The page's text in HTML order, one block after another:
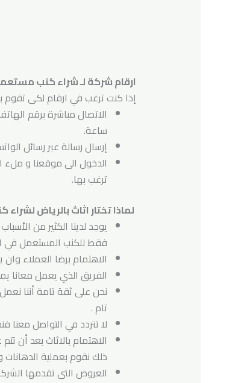
ارقام شركة لـ شراء كنب
إذا كنت ترغب في ارقام لكى تقوم
ساعة.
إرسال رسالة عبر رسائل
الدخول الى موقعنا و ملء
ترغب بها.
لماذا تختار اثاث بالرياض
يوجد لدينا الكثير من
فقط للكنب المستعمل في
الاهتمام برضا العملاء
الفريق الذي يعمل معانا
نحن على ثقة تامة أننا
تام .
لا تتردد في التواصل
الاهتمام بالاثاث بعد
ذلك نقوم بعملية الدهانات
العروض التى تقدمها